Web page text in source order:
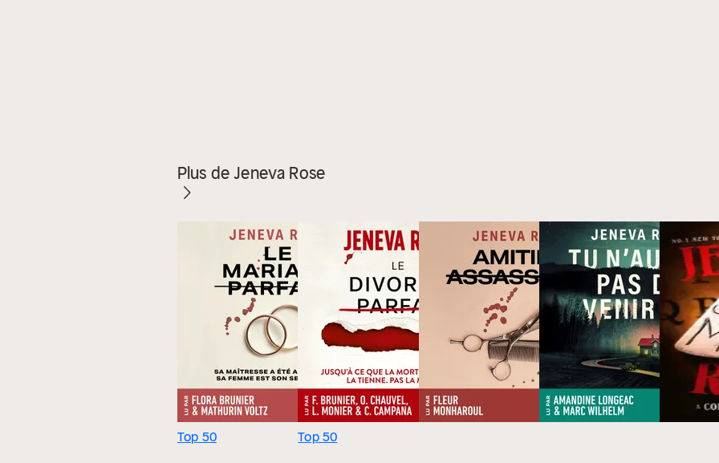
Plus de Jeneva Rose
Top 50 Top 50